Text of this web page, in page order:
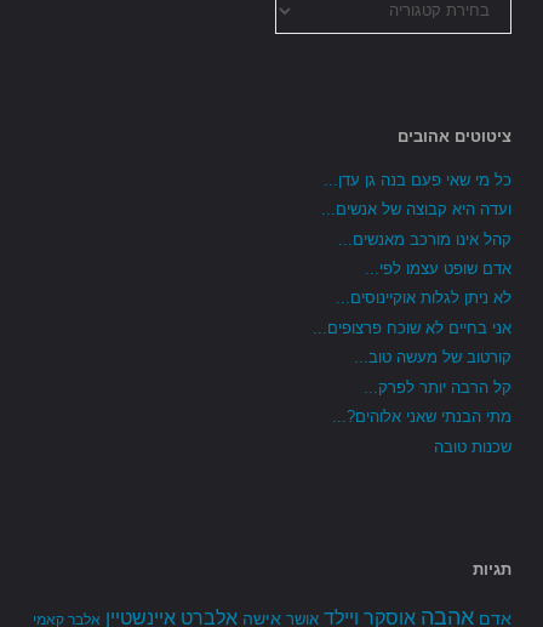
הקטגוריות
ציטוטים אהובים
כל מי שאי פעם בנה גן עדן...
ועדה היא קבוצה של אנשים...
קהל אינו מורכב מאנשים...
אדם שופט עצמו לפי...
לא ניתן לגלות אוקיינוסים...
אני בחיים לא שוכח פרצופים...
קורטוב של מעשה טוב...
קל הרבה יותר לפרק...
מתי הבנתי שאני אלוהים?...
שכנות טובה
תגיות
אדם אהבה אוסקר ויילד אושר אישה אלברט איינשטיין אלבר קאמי